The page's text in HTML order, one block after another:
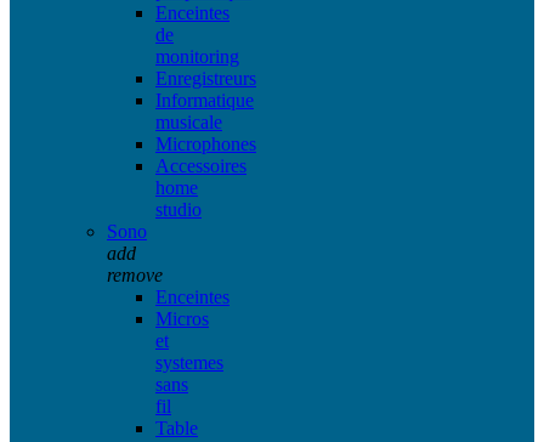
Enceintes
de
monitoring
Enregistreurs
Informatique
musicale
Microphones
Accessoires
home
studio
Sono
add
remove
Enceintes
Micros
et
systemes
sans
fil
Table